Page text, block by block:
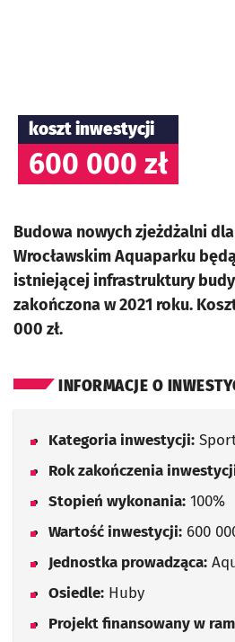
koszt inwestycji
600 000 zł
Budowa nowych zjeżdżalni
Wrocławskim Aquaparku
istniejącej infrastruktury
zakończona w 2021 roku.
000 zł.
INFORMACJE O
Kategoria inwestycji:
Rok zakończenia
Stopień wykonania: 100%
Wartość inwestycji: 600
Jednostka prowadząca:
Osiedle: Huby
Projekt finansowany w